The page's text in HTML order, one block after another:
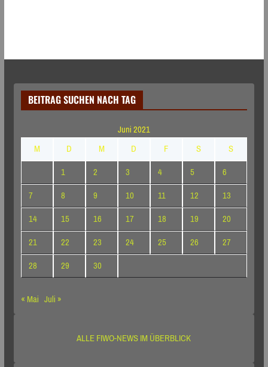
BEITRAG SUCHEN NACH TAG
Juni 2021
M
D M D F S
S
1
2 3 4 5
6
7
8 9 10 11 12
13
14
15 16 17 18 19
20
21
22 23 24 25 26
27
28
29
30
« Mai Juli »
ALLE FIWO-NEWS IM ÜBERBLICK